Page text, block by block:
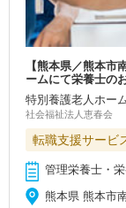
【熊本県／熊本
ームにて栄養士の
特別養護老人ホー
社会福祉法人恵春会
転職支援サービ
管理栄養士・
熊本県 熊本市